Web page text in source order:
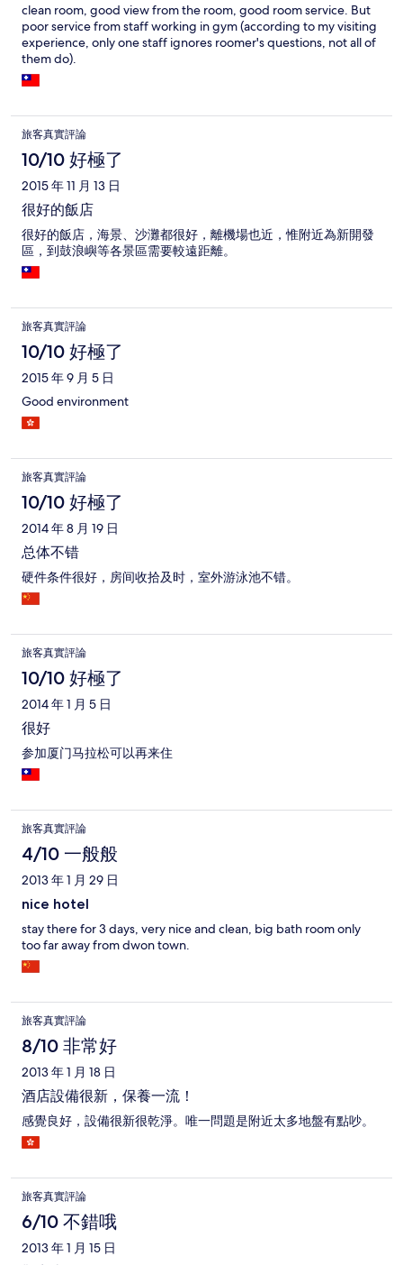
clean room, good view from the room, good room service. But
poor service from staff working in gym (according to my visiting
experience, only one staff ignores roomer's questions, not all of
them do).
旅客真實評論
10/10 好極了
2015 年 11 月 13 日
很好的飯店
很好的飯店，海景、沙灘都很好，離機場也近，惟附近為新開發
區，到鼓浪嶼等各景區需要較遠距離。
旅客真實評論
10/10 好極了
2015 年 9 月 5 日
Good environment
旅客真實評論
10/10 好極了
2014 年 8 月 19 日
总体不错
硬件条件很好，房间收拾及时，室外游泳池不错。
旅客真實評論
10/10 好極了
2014 年 1 月 5 日
很好
参加厦门马拉松可以再来住
旅客真實評論
4/10 一般般
2013 年 1 月 29 日
nice hotel
stay there for 3 days, very nice and clean, big bath room only
too far away from dwon town.
旅客真實評論
8/10 非常好
2013 年 1 月 18 日
酒店設備很新，保養一流！
感覺良好，設備很新很乾淨。唯一問題是附近太多地盤有點吵。
旅客真實評論
6/10 不錯哦
2013 年 1 月 15 日